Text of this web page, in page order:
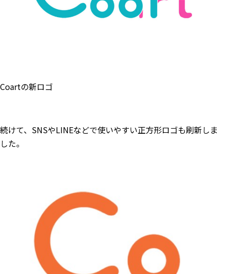
Coartの新ロゴ
続けて、SNSやLINEなどで使いやすい正方形ロゴも刷新しま
した。